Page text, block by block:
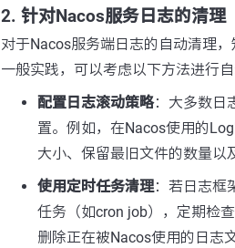
2. 针对Nacos服务日志的清理
对于Nacos服务端日志的自动清理
一般实践，可以考虑以下方法进行自
配置日志滚动策略：大多数日
置。例如，在Nacos使用的
大小、保留最旧文件的数量以
使用定时任务清理：若日志框
任务（如cron job），定期检
删除正在被Nacos使用的日志